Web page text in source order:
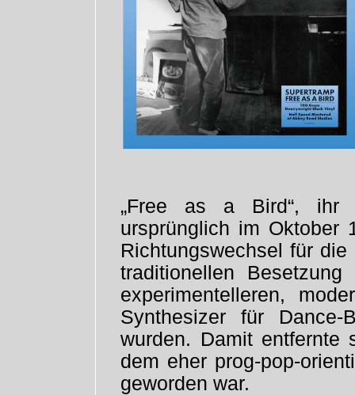
„Free as a Bird“, ihr
ursprünglich im Oktober
Richtungswechsel für
traditionellen
experimentelleren,
Synthesizer für Dance-
wurden. Damit
dem eher prog-pop-
geworden war.